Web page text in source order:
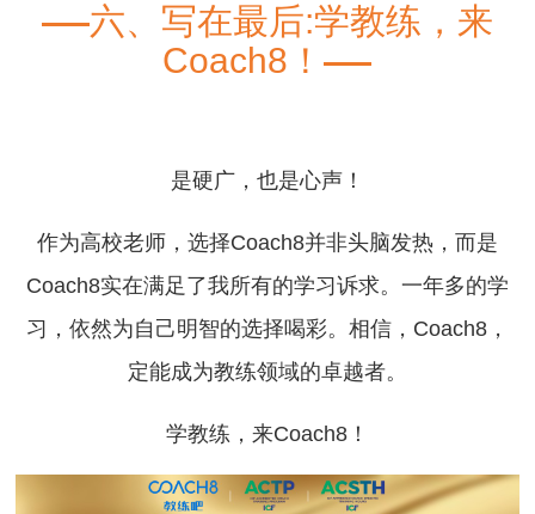
六、写在最后:学教练，来
Coach8！
是硬广，也是心声！
作为高校老师，选择Coach8并非头脑发热，而是
Coach8实在满足了我所有的学习诉求。一年多的学
习，依然为自己明智的选择喝彩。相信，Coach8，
定能成为教练领域的卓越者。
学教练，来Coach8！